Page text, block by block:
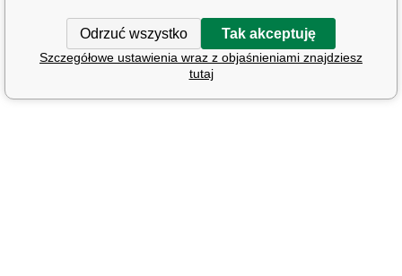
Odrzuć wszystko Tak akceptuję
Szczegółowe ustawienia wraz z objaśnieniami znajdziesz
tutaj